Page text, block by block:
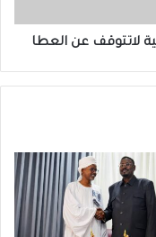
لاتتوقف عن العطا